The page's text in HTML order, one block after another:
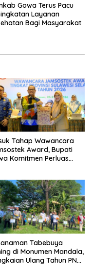
Gowa Terus Pacu
Layanan
Bagi Masyarakat
Tahap Wawancara
Award, Bupati
Komitmen Perluas
Tabebuya
di Monumen Mandala,
Ulang Tahun PNM